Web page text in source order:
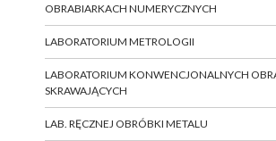
OBRABIARKACH NUMERYCZNYCH
LABORATORIUM METROLOGII
LABORATORIUM KONWENCJONALNYCH
SKRAWAJĄCYCH
LAB. RĘCZNEJ OBRÓBKI METALU